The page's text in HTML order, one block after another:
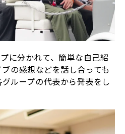
に分かれて、簡単な自己紹
の感想などを話し合っても
ループの代表から発表をし